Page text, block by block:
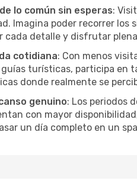
lo común sin esperas:
Imagina poder recorrer los
cada detalle y disfrutar
cotidiana: Con menos
turísticas, participa en
donde realmente se
genuino: Los periodos
con mayor
un día completo en un